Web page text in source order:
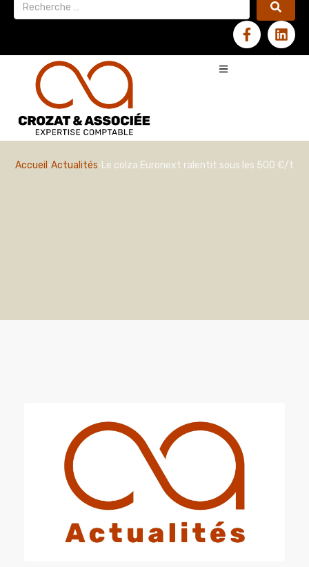
Accueil Actualités Le colza Euronext ralentit sous les 500 €/t